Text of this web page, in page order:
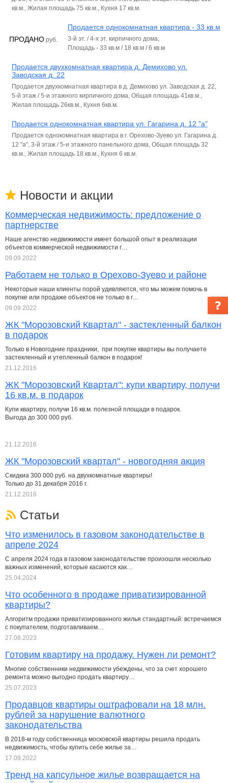
кв.м., Жилая площадь 75 кв.м., Кухня 17 кв.м.
ПРОДАНОруб.
Продается однокомнатная квартира - 33 кв.м
3-й эт. / 4-х эт. кирпичного дома,
Площадь - 33 кв.м / 18 кв.м / 6 кв.м
Продается двухкомнатная квартира д. Демихово ул.
Заводская д. 22
Продается двухкомнатная квартира в д. Демихово ул. Заводская д. 22,
5-й этаж / 5-и этажного кирпичного дома, Общая площадь 41кв.м.,
Жилая площадь 26кв.м., Кухня 6кв.м.
Продается однокомнатная квартира ул. Гагарина д. 12 "а"
Продается однокомнатная квартира в г. Орехово-Зуево ул. Гагарина д.
12 "а", 3-й этаж / 5-и этажного панельного дома, Общая площадь 32
кв.м., Жилая площадь 18 кв.м., Кухня 6 кв.м.
Новости и акции
Коммерческая недвижимость: предложение о
партнерстве
Наше агенство недвижимости имеет большой опыт в реализации
объектов коммерческой недвижимости г…
09.09.2022
Работаем не только в Орехово-Зуево и районе
Некоторые наши клиенты порой удивляются, что мы можем помочь в
покупке или продаже объектов не только в г…
09.09.2022
ЖК "Морозовский Квартал" - застекленный балкон
в подарок
Только в Новогодние праздники, при покупке квартиры вы получаете
застекленный и утепленный балкон в подарок!
21.12.2016
ЖК "Морозовский Квартал": купи квартиру, получи
16 кв.м. в подарок
Купи квартиру, получи 16 кв.м. полезной площади в подарок.
Выгода до 300 000 руб.
21.12.2016
ЖК "Морозовский квартал" - новогодняя акция
Скидкиа 300 000 руб. на двухкомнатные квартиры!
Только до 31 декабря 2016 г.
21.12.2016
Статьи
Что изменилось в газовом законодательстве в
апреле 2024
С апреля 2024 года в газовом законодательстве произошли несколько
важных изменений, которые касаются как…
25.04.2024
Что особенного в продаже приватизированной
квартиры?
Алгоритм продажи приватизированного жилья стандартный: встречаемся
с покупателем, подготавливаем…
27.08.2023
Готовим квартиру на продажу. Нужен ли ремонт?
Многие собственники недвижимости убеждены, что за счет хорошего
ремонта можно выгодно продать квартиру…
25.07.2023
Продавцов квартиры оштрафовали на 18 млн.
рублей за нарушение валютного
законодательства
В 2018-м году собственница московской квартиры решила продать
недвижимость, чтобы купить себе жилье за…
17.09.2022
Тренд на капсульное жилье возвращается на